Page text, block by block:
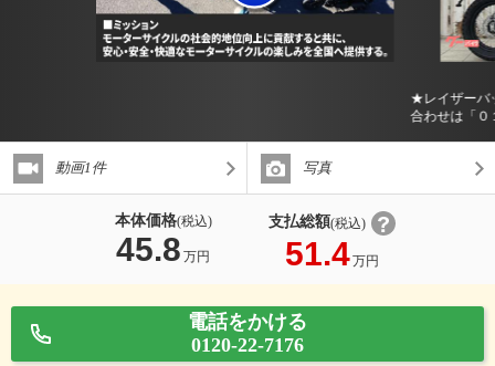
★レイザーバ
合わせは「０
動画1件 写真
本体価格(税込)
45.8 万円
支払総額(税込)
51.4万円
電話をかける
0120-22-7176